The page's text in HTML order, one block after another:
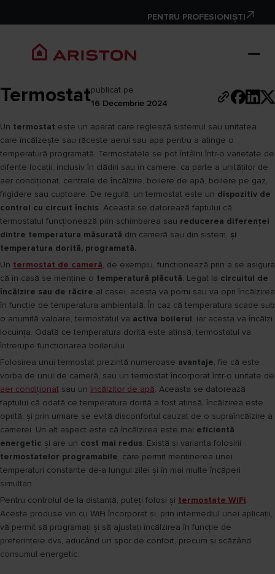
PENTRU PROFESIONIȘTI
Termostatpublicat pe
16 Decembrie 2024
Un termostat este un aparat care reglează sistemul sau unitatea
care încălzește sau răcește aerul sau apa pentru a atinge o
temperatură programată. Termostatele se pot întâlni într-o varietate de
diferite locații, inclusiv în clădiri sau în camere, ca parte a unităților de
aer condiționat, centrale de încălzire, boilere de apă, boilere pe gaz,
frigidere sau cuptoare. De regulă, un termostat este un dispozitiv de
control cu circuit închis. Aceasta se datorează faptului că
termostatul funcționează prin schimbarea sau reducerea diferenței
dintre temperatura măsurată din cameră sau din sistem, și
temperatura dorită, programată.
Un termostat de cameră, de exemplu, funcționează prin a se asigura
că în casă se menține o temperatură plăcută. Legat la circuitul de
încălzire sau de răcire al casei, acesta va porni sau va opri încălzirea
în funcție de temperatura ambientală. În caz că temperatura scade sub
o anumită valoare, termostatul va activa boilerul, iar acesta va încălzi
locuința. Odată ce temperatura dorită este atinsă, termostatul va
întrerupe funcționarea boilerului.
Folosirea unui termostat prezintă numeroase avantaje, fie că este
vorba de unul de cameră, sau un termostat încorporat într-o unitate de
aer condiționat sau un încălzitor de apă. Aceasta se datorează
faptului că odată ce temperatura dorită a fost atinsă, încălzirea este
oprită, și prin urmare se evită disconfortul cauzat de o supraîncălzire a
camerei. Un alt aspect este că încălzirea este mai eficientă
energetic și are un cost mai redus. Există și varianta folosirii
termostatelor programabile, care permit menținerea unei
temperaturi constante de-a lungul zilei și în mai multe încăperi
simultan.
Pentru controlul de la distanță, puteți folosi și termostate WiFi.
Aceste produse vin cu WiFi încorporat și, prin intermediul unei aplicații,
vă permit să programați și să ajustați încălzirea în funcție de
preferințele dvs, aducând un spor de confort, precum și scăzând
consumul energetic.